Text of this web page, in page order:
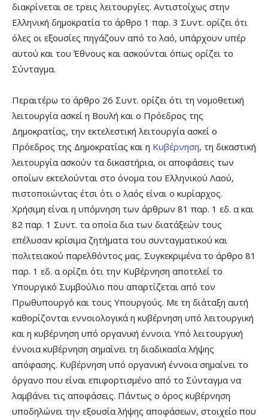
διακρίνεται σε τρεις λειτουργίες. Αντιστοίχως στην
Ελληνική δημοκρατία το άρθρο 1 παρ. 3 Συντ. ορίζει ότι
όλες οι εξουσίες πηγάζουν από το λαό, υπάρχουν υπέρ
αυτού και του Έθνους και ασκούνται όπως ορίζει το
Σύνταγμα.
Περαιτέρω το άρθρο 26 Συντ. ορίζει ότι τη νομοθετική
λειτουργία ασκεί η Βουλή και ο Πρόεδρος της
Δημοκρατίας, την εκτελεστική λειτουργία ασκεί ο
Πρόεδρος της Δημοκρατίας και η Κυβέρνηση, τη δικαστική
λειτουργία ασκούν τα δικαστήρια, οι αποφάσεις των
οποίων εκτελούνται στο όνομα του Ελληνικού Λαού,
πιστοποιώντας έτσι ότι ο λαός είναι ο κυρίαρχος.
Χρήσιμη είναι η υπόμνηση των άρθρων 81 παρ. 1 εδ. α και
82 παρ. 1 Συντ. τα οποία δια των διατάξεών τους
επέλυσαν κρίσιμα ζητήματα του συνταγματικού και
πολιτειακού παρελθόντος μας. Συγκεκριμένα το άρθρο 81
παρ. 1 εδ. α ορίζει ότι την Κυβέρνηση αποτελεί το
Υπουργικό Συμβούλιο που απαρτίζεται από τον
Πρωθυπουργό και τους Υπουργούς. Με τη διάταξη αυτή
καθορίζονται εννοιολογικά η κυβέρνηση υπό λειτουργική
και η κυβέρνηση υπό οργανική έννοια. Υπό λειτουργική
έννοια κυβέρνηση σημαίνει τη διαδικασία λήψης
απόφασης. Κυβέρνηση υπό οργανική έννοια σημαίνει το
όργανο που είναι επιφορτισμένο από το Σύνταγμα να
λαμβάνει τις αποφάσεις. Πάντως ο όρος κυβέρνηση
υποδηλώνει την εξουσία λήψης αποφάσεων, στοιχείο που